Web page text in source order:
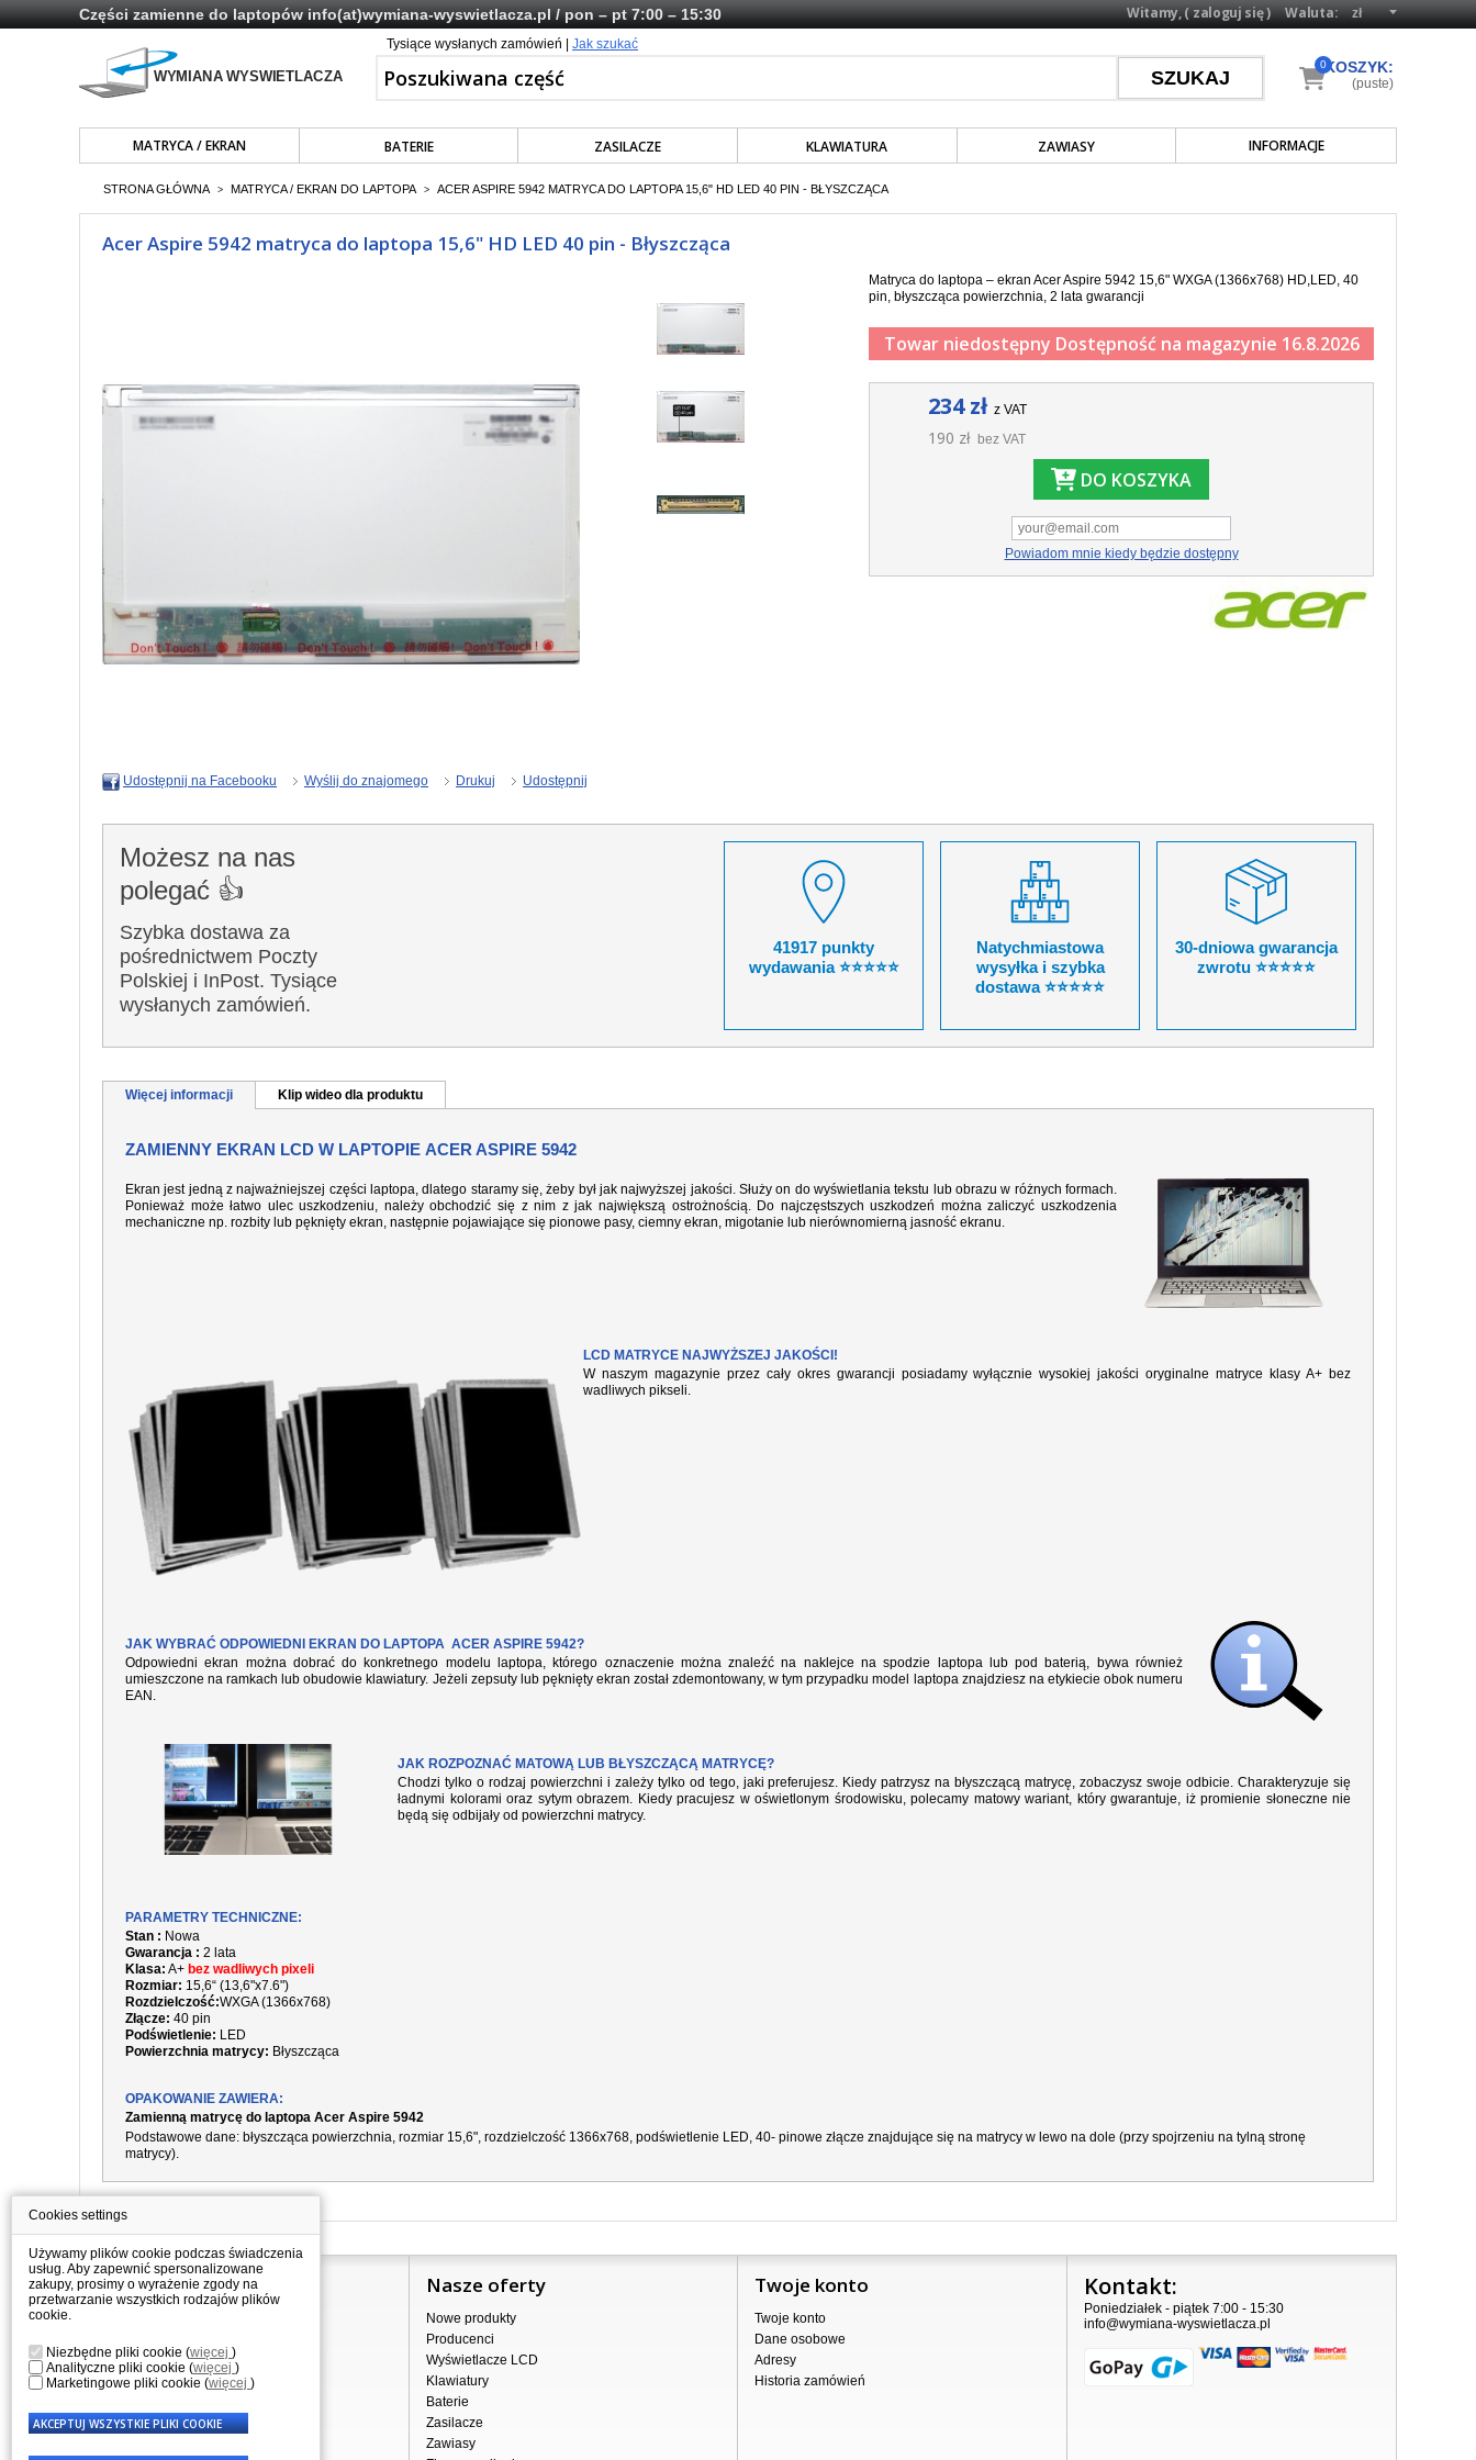
Części zamienne do laptopówinfo(at)wymiana-wyswietlacza.pl/ pon – pt 7:00 – 15:30 Waluta:
Witamy, (zaloguj się)
Tysiące wysłanych zamówień | Jak szukać
MATRYCA / EKRAN BATERIE ZASILACZE KLAWIATURA ZAWIASY INFORMACJE
KOSZYK:
0
(puste)
STRONA GŁÓWNA > MATRYCA / EKRAN DO LAPTOPA > ACER ASPIRE 5942 MATRYCA DO LAPTOPA 15,6" HD LED 40 PIN - BŁYSZCZĄCA
Acer Aspire 5942 matryca do laptopa 15,6" HD LED 40 pin - Błyszcząca
Matryca do laptopa – ekran Acer Aspire 5942 15,6" WXGA (1366x768) HD,LED, 40
pin, błyszcząca powierzchnia, 2 lata gwarancji
Towar niedostępny Dostępność na magazynie 16.8.2026
234 zł z VAT
190 zł bez VAT
DO KOSZYKA
Powiadom mnie kiedy będzie dostępny
Udostępnij na Facebooku Wyślij do znajomego Drukuj Udostępnij
Możesz na nas
polegać 👍
Szybka dostawa za
pośrednictwem Poczty
Polskiej i InPost. Tysiące
wysłanych zamówień.
41917 punkty
wydawania ⭐⭐⭐⭐⭐
Natychmiastowa
wysyłka i szybka
dostawa ⭐⭐⭐⭐⭐
30-dniowa gwarancja
zwrotu ⭐⭐⭐⭐⭐
Więcej informacji Klip wideo dla produktu
ZAMIENNY EKRAN LCD W LAPTOPIE ACER ASPIRE 5942
Ekran jest jedną z najważniejszej części laptopa, dlatego staramy się, żeby był jak najwyższej jakości. Służy on do wyświetlania tekstu lub obrazu w różnych formach.
Ponieważ może łatwo ulec uszkodzeniu, należy obchodzić się z nim z jak największą ostrożnością. Do najczęstszych uszkodzeń można zaliczyć uszkodzenia
mechaniczne np. rozbity lub pęknięty ekran, następnie pojawiające się pionowe pasy, ciemny ekran, migotanie lub nierównomierną jasność ekranu.
LCD MATRYCE NAJWYŻSZEJ JAKOŚCI!
W naszym magazynie przez cały okres gwarancji posiadamy wyłącznie wysokiej jakości oryginalne matryce klasy A+ bez
wadliwych pikseli.
JAK WYBRAĆ ODPOWIEDNI EKRAN DO LAPTOPA ACER ASPIRE 5942?
Odpowiedni ekran można dobrać do konkretnego modelu laptopa, którego oznaczenie można znaleźć na naklejce na spodzie laptopa lub pod baterią, bywa również
umieszczone na ramkach lub obudowie klawiatury. Jeżeli zepsuty lub pęknięty ekran został zdemontowany, w tym przypadku model laptopa znajdziesz na etykiecie obok numeru
EAN.
JAK ROZPOZNAĆ MATOWĄ LUB BŁYSZCZĄCĄ MATRYCĘ?
Chodzi tylko o rodzaj powierzchni i zależy tylko od tego, jaki preferujesz. Kiedy patrzysz na błyszczącą matrycę, zobaczysz swoje odbicie. Charakteryzuje się
ładnymi kolorami oraz sytym obrazem. Kiedy pracujesz w oświetlonym środowisku, polecamy matowy wariant, który gwarantuje, iż promienie słoneczne nie
będą się odbijały od powierzchni matrycy.
PARAMETRY TECHNICZNE:
Stan : Nowa
Gwarancja : 2 lata
Klasa: A+ bez wadliwych pixeli
Rozmiar: 15,6“ (13,6"x7.6")
Rozdzielczość:WXGA (1366x768)
Złącze: 40 pin
Podświetlenie: LED
Powierzchnia matrycy: Błyszcząca
OPAKOWANIE ZAWIERA:
Zamienną matrycę do laptopa Acer Aspire 5942
Podstawowe dane: błyszcząca powierzchnia, rozmiar 15,6", rozdzielczość 1366x768, podświetlenie LED, 40- pinowe złącze znajdujące się na matrycy w lewo na dole (przy spojrzeniu na tylną stronę
matrycy).
Informacje
Sprzedaż hurtowa
Nota prawna
Przetwarzanie danych osobowych
Nasze oferty
Nowe produkty
Producenci
Wyświetlacze LCD
Klawiatury
Baterie
Zasilacze
Zawiasy
Twoje konto
Twoje konto
Dane osobowe
Adresy
Historia zamówień
Kontakt:
Poniedziałek - piątek 7:00 - 15:30
info@wymiana-wyswietlacza.pl
Cookies settings
Używamy plików cookie podczas świadczenia
usług. Aby zapewnić spersonalizowane
zakupy, prosimy o wyrażenie zgody na
przetwarzanie wszystkich rodzajów plików
cookie.
Niezbędne pliki cookie (więcej )
Analityczne pliki cookie (więcej )
Marketingowe pliki cookie (więcej )